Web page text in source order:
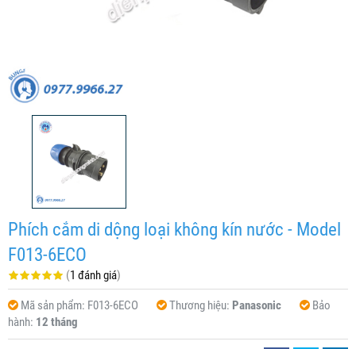
Phích cắm di dộng loại không kín nước - Model
F013-6ECO
(1 đánh giá)
Mã sản phẩm: F013-6ECO Thương hiệu: Panasonic
Bảo
hành: 12 tháng